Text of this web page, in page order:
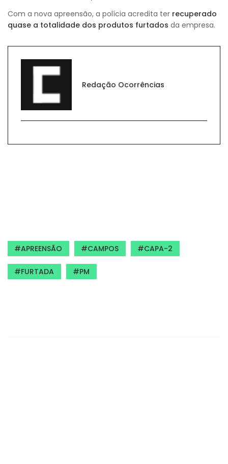
Com a nova apreensão, a polícia acredita ter recuperado
quase a totalidade dos produtos furtados da empresa.
Redação Ocorrências
APREENSÃO CAMPOS CAPA-2
FURTADA PM